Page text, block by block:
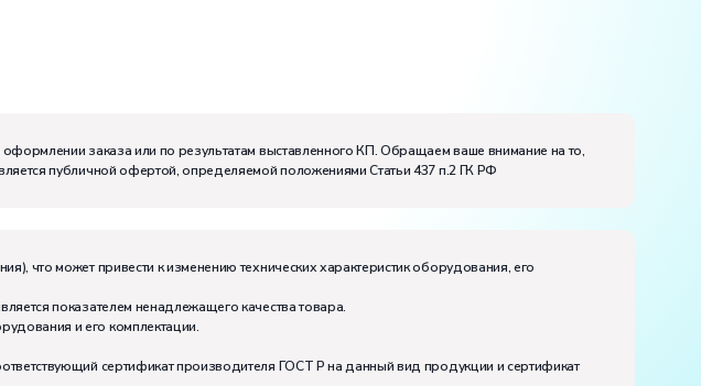
заказа или по результатам выставленного КП. Обращаем ваше внимание на то,
публичной офертой, определяемой положениями Статьи 437 п.2 ГК РФ
что может привести к изменению технических характеристик оборудования, его
показателем ненадлежащего качества товара.
и его комплектации.
сертификат производителя ГОСТ Р на данный вид продукции и сертификат